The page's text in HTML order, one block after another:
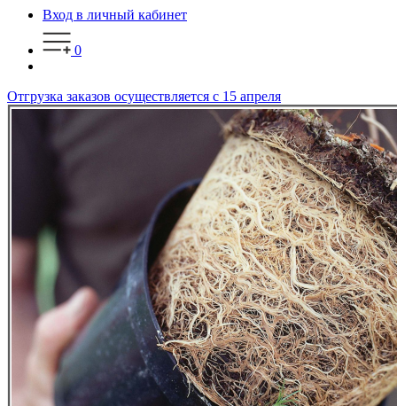
Вход в личный кабинет
0
Отгрузка заказов осуществляется с 15 апреля